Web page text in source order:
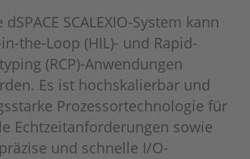
SCALEXIO-System kann
the-Loop (HIL)- und Rapid-
(RCP)-Anwendungen
Es ist hochskalierbar und
Prozessortechnologie für
Echtzeitanforderungen sowie
und schnelle I/O-